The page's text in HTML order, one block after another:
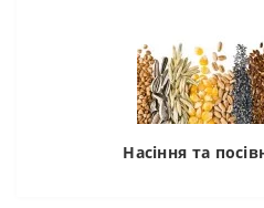
Насіння та